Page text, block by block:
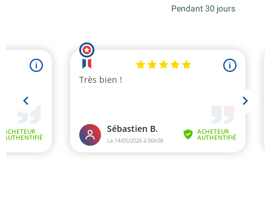
Pendant 30 jours